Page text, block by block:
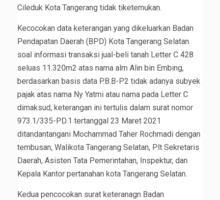
Cileduk Kota Tangerang tidak tiketemukan.
Kecocokan data keterangan yang dikeluarkan Badan
Pendapatan Daerah (BPD) Kota Tangerang Selatan
soal informasi transaksi jual-beli tanah Letter C 428
seluas 11.320m2 atas nama alm Alin bin Embing,
berdasarkan basis data P.B.B-P2 tidak adanya subyek
pajak atas nama Ny Yatmi atau nama pada Letter C
dimaksud, keterangan ini tertulis dalam surat nomor
973.1/335-PD.1 tertanggal 23 Maret 2021
ditandantangani Mochammad Taher Rochmadi dengan
tembusan, Walikota Tangerang Selatan, Plt Sekretaris
Daerah, Asisten Tata Pemerintahan, Inspektur, dan
Kepala Kantor pertanahan kota Tangerang Selatan.
Kedua pencocokan surat keteranagn Badan